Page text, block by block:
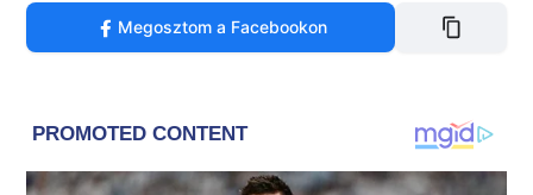
Megosztom a Facebookon